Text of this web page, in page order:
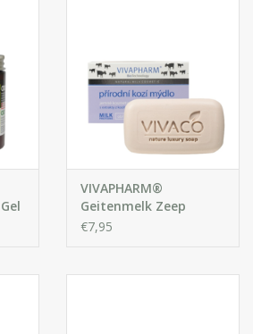
VIVAPHARM®
Geitenmelk Zeep
€7,95